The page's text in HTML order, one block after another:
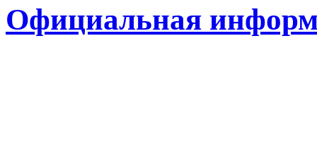
Официальная